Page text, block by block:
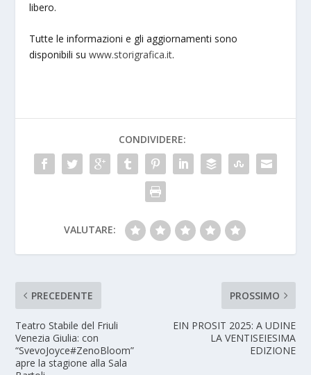
libero.
Tutte le informazioni e gli aggiornamenti sono
disponibili suwww.storigrafica.it.
CONDIVIDERE:
VALUTARE:
PRECEDENTE
Teatro Stabile del Friuli
Venezia Giulia: con
“SvevoJoyce#ZenoBloom”
apre la stagione alla Sala
PROSSIMO
EIN PROSIT 2025: A UDINE
LA VENTISEIESIMA
EDIZIONE